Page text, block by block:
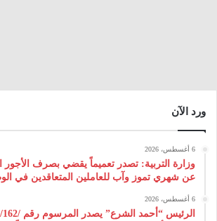
ورد الآن
6 أغسطس، 2026
وزارة التربية: تصدر تعميماً يقضي بصرف الأجور
عن شهري تموز وآب للعاملين المتعاقدين في
6 أغسطس، 2026